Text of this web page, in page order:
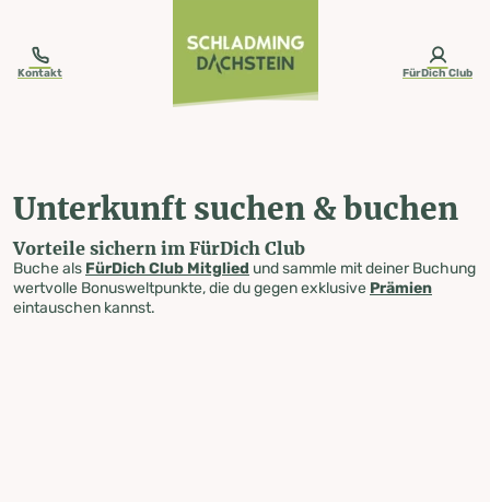
Kontakt FürDich Club
Unterkunft suchen & buchen
Vorteile sichern im FürDich Club
Buche als FürDich Club Mitglied und sammle mit deiner Buchung
wertvolle Bonusweltpunkte, die du gegen exklusive Prämien
eintauschen kannst.